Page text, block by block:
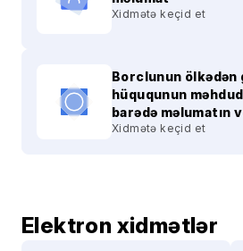
Xidmətə keçid et
Borclunun ölkədən
hüququnun
barədə məlumatın
Xidmətə keçid et
Elektron xidmətlər